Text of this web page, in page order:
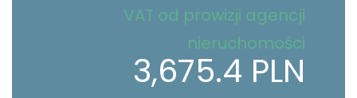
VAT od prowizji agencji
nieruchomości
3,675.4 PLN